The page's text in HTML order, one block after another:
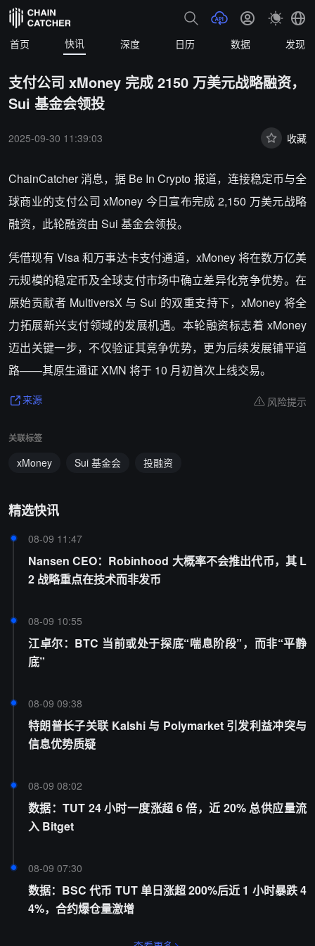
首页 快讯 深度 日历 数据 发现
支付公司 xMoney 完成 2150 万美元战略融资，
Sui 基金会领投
2025-09-30 11:39:03 收藏
ChainCatcher 消息，据 Be In Crypto 报道，连接稳定币与全
球商业的支付公司 xMoney 今日宣布完成 2,150 万美元战略
融资，此轮融资由 Sui 基金会领投。
凭借现有 Visa 和万事达卡支付通道，xMoney 将在数万亿美
元规模的稳定币及全球支付市场中确立差异化竞争优势。在
原始贡献者 MultiversX 与 Sui 的双重支持下，xMoney 将全
力拓展新兴支付领域的发展机遇。本轮融资标志着 xMoney
迈出关键一步，不仅验证其竞争优势，更为后续发展铺平道
路——其原生通证 XMN 将于 10 月初首次上线交易。
来源 风险提示
关联标签
xMoney Sui 基金会 投融资
精选快讯
08-09 11:47
Nansen CEO：Robinhood 大概率不会推出代币，其 L
2 战略重点在技术而非发币
08-09 10:55
江卓尔：BTC 当前或处于探底“喘息阶段”，而非“平静
底”
08-09 09:38
特朗普长子关联 Kalshi 与 Polymarket 引发利益冲突与
信息优势质疑
08-09 08:02
数据：TUT 24 小时一度涨超 6 倍，近 20% 总供应量流
入 Bitget
08-09 07:30
数据：BSC 代币 TUT 单日涨超 200%后近 1 小时暴跌 4
4%，合约爆仓量激增